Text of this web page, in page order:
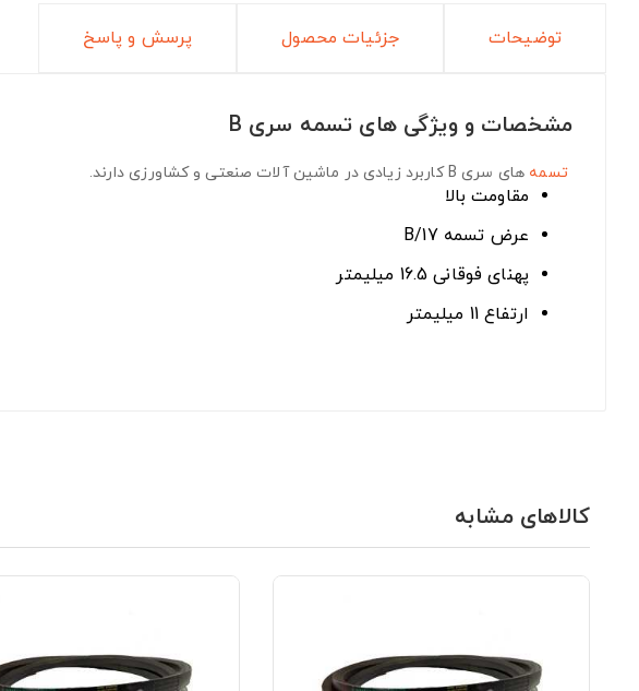
توضیحات جزئیات محصول پرسش و پاسخ
مشخصات و ویژگی های تسمه سری B
تسمه های سری B کاربرد زیادی در ماشین آلات صنعتی و کشاورزی دارند.
مقاومت بالا
عرض تسمه B/17
پهنای فوقانی 16.5 میلیمتر
ارتفاع 11 میلیمتر
کالاهای مشابه